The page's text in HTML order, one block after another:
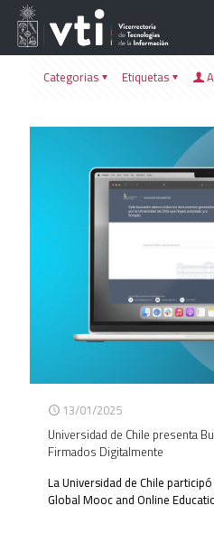
Categorias Etiquetas
13/01/2025
Universidad de Chile presenta
Firmados Digitalmente
La Universidad de Chile
Global Mooc and Online